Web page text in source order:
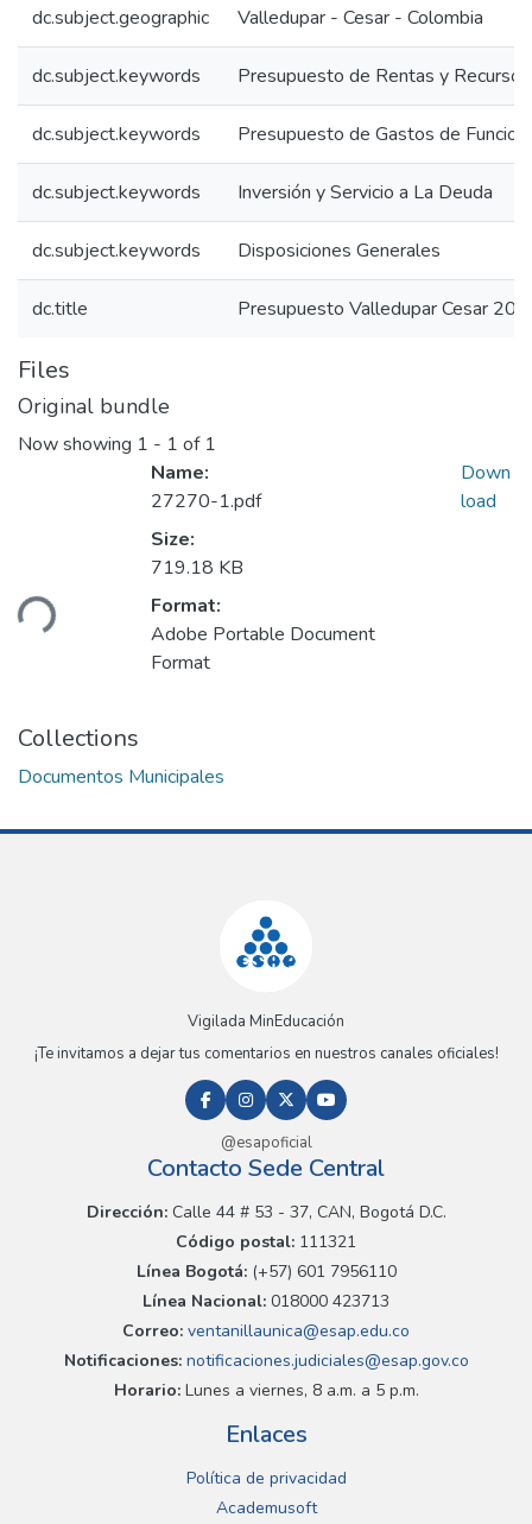
dc.subject.geographic Valledupar - Cesar - Colombia
dc.subject.keywords Presupuesto de Rentas y
dc.subject.keywords Presupuesto de Gastos de
dc.subject.keywords Inversión y Servicio a La Deuda
dc.subject.keywords Disposiciones Generales
dc.title Presupuesto Valledupar Cesar
Files
Original bundle
Now showing 1 - 1 of 1
Name:
27270-1.pdf
Size:
719.18 KB
Format:
Adobe Portable Document
Format
Down
load
Collections
Documentos Municipales
Vigilada MinEducación
¡Te invitamos a dejar tus comentarios en nuestros canales oficiales!
@esapoficial
Contacto Sede Central
Dirección:Calle 44 # 53 - 37, CAN, Bogotá D.C.
Código postal: 111321
Línea Bogotá:(+57) 601 7956110
Línea Nacional: 018000 423713
Correo: ventanillaunica@esap.edu.co
Notificaciones:notificaciones.judiciales@esap.gov.co
Horario:Lunes a viernes, 8 a.m. a 5 p.m.
Enlaces
Política de privacidad
Academusoft